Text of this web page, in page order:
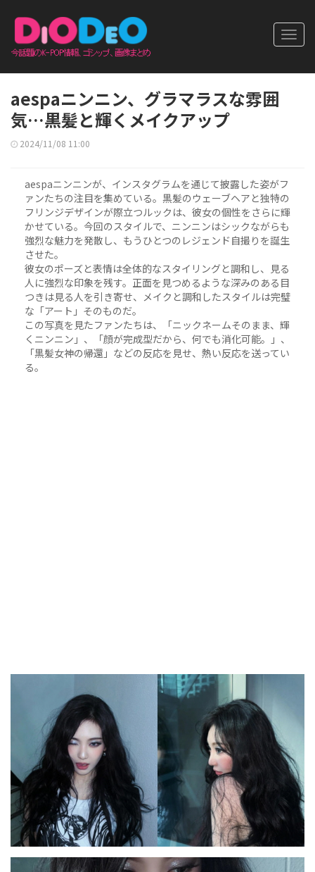
aespaニンニン、グラマラスな雰囲
気…黒髪と輝くメイクアップ
2024/11/08 11:00
aespaニンニンが、インスタグラムを通じて披露した姿がフ
ァンたちの注目を集めている。黒髪のウェーブヘアと独特の
フリンジデザインが際立つルックは、彼女の個性をさらに輝
かせている。今回のスタイルで、ニンニンはシックながらも
強烈な魅力を発散し、もうひとつのレジェンド自撮りを誕生
させた。
彼女のポーズと表情は全体的なスタイリングと調和し、見る
人に強烈な印象を残す。正面を見つめるような深みのある目
つきは見る人を引き寄せ、メイクと調和したスタイルは完璧
な「アート」そのものだ。
この写真を見たファンたちは、「ニックネームそのまま、輝
くニンニン」、「顔が完成型だから、何でも消化可能。」、
「黒髪女神の帰還」などの反応を見せ、熱い反応を送ってい
る。